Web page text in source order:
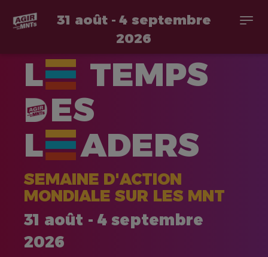
contenu
31 août - 4 septembre
2026
L
TEMPS
ES
L
ADERS
SEMAINE D'ACTION
MONDIALE SUR LES MNT
31 août - 4 septembre
2026